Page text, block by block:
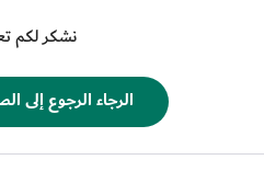
نشكر لكم
​الرجاء الرجوع إلى